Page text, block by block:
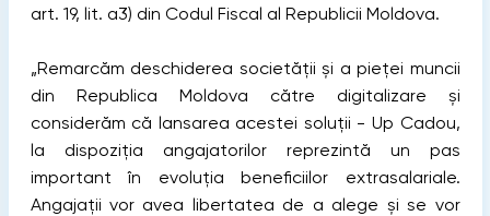
art. 19, lit. a3) din Codul Fiscal al Republicii Moldova.
„Remarcăm deschiderea societății și a pieței muncii
din Republica Moldova către digitalizare și
considerăm că lansarea acestei soluții - Up Cadou,
la dispoziția angajatorilor reprezintă un pas
important în evoluția beneficiilor extrasalariale.
Angajații vor avea libertatea de a alege și se vor